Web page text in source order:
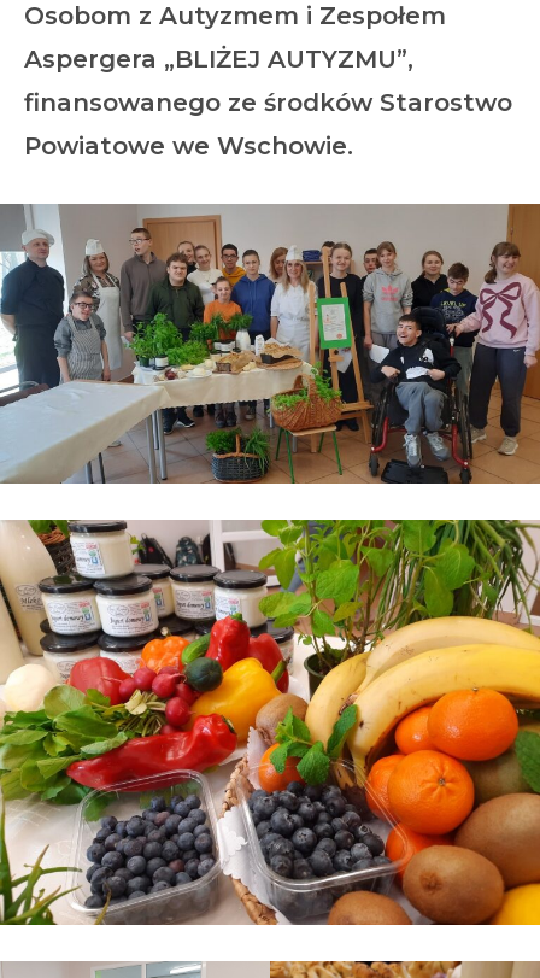
Osobom z Autyzmem i Zespołem
Aspergera „BLIŻEJ AUTYZMU”,
finansowanego ze środków Starostwo
Powiatowe we Wschowie.